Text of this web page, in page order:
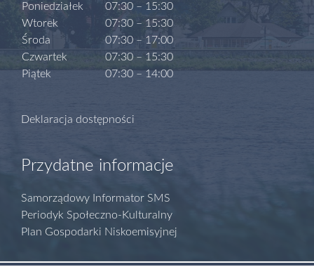
Poniedziałek
Wtorek
Środa
Czwartek
Piątek
07:30 – 15:30
07:30 – 15:30
07:30 – 17:00
07:30 – 15:30
07:30 – 14:00
Deklaracja dostępności
Przydatne informacje
Samorządowy Informator SMS
Periodyk Społeczno-Kulturalny
Plan Gospodarki Niskoemisyjnej